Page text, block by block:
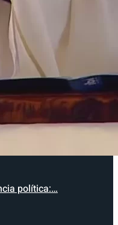
política:…